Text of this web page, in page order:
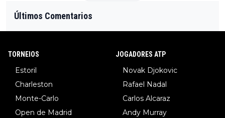
Últimos Comentarios
TORNEIOS
Estoril
Charleston
Monte-Carlo
Open de Madrid
JOGADORES ATP
Novak Djokovic
Rafael Nadal
Carlos Alcaraz
Andy Murray